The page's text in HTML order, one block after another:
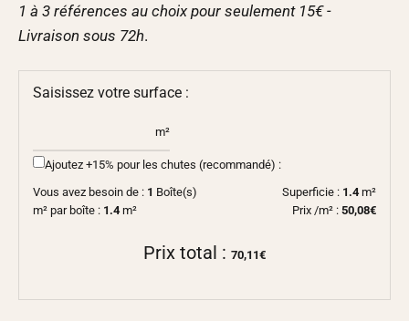
1 à 3 références au choix pour seulement 15€ -
Livraison sous 72h.
Saisissez votre surface :
m²
Ajoutez +15% pour les chutes (recommandé) :
Vous avez besoin de : 1 Boîte(s) Superficie : 1.4 m²
m² par boîte : 1.4 m² Prix /m² : 50,08€
Prix total : 70,11€